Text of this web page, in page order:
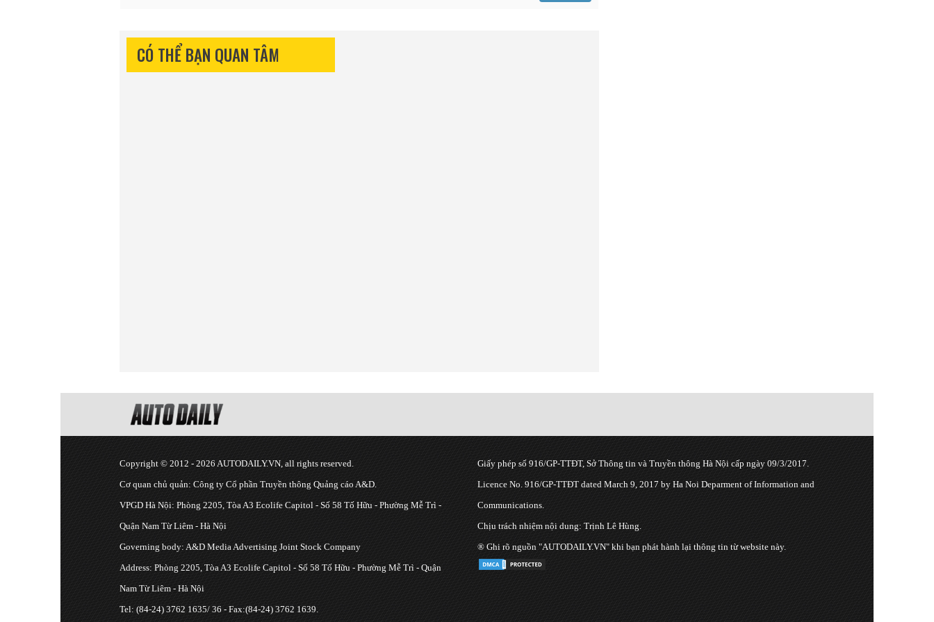
CÓ THỂ BẠN QUAN TÂM
Copyright © 2012 - 2026 AUTODAILY.VN, all rights reserved.
Cơ quan chủ quản: Công ty Cổ phần Truyền thông Quảng cáo A&D.
VPGD Hà Nội: Phòng 2205, Tòa A3 Ecolife Capitol - Số 58 Tố Hữu - Phường Mễ Trì -
Quận Nam Từ Liêm - Hà Nội
Governing body: A&D Media Advertising Joint Stock Company
Address: Phòng 2205, Tòa A3 Ecolife Capitol - Số 58 Tố Hữu - Phường Mễ Trì - Quận
Nam Từ Liêm - Hà Nội
Tel: (84-24) 3762 1635/ 36 - Fax:(84-24) 3762 1639.
Giấy phép số 916/GP-TTĐT, Sở Thông tin và Truyền thông Hà Nội cấp ngày 09/3/2017.
Licence No. 916/GP-TTĐT dated March 9, 2017 by Ha Noi Deparment of Information and
Communications.
Chịu trách nhiệm nội dung: Trịnh Lê Hùng.
® Ghi rõ nguồn "AUTODAILY.VN" khi bạn phát hành lại thông tin từ website này.